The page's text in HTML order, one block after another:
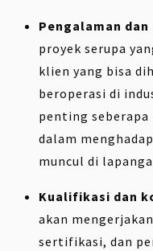
Pengalaman
proyek serupa
klien yang bisa
beroperasi di
penting
dalam
muncul di
Kualifikasi dan
akan
sertifikasi, dan